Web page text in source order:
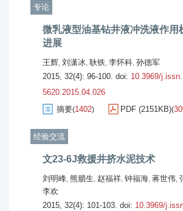
专论
微乳液型油基钻井液冲洗液作用
进展
王辉, 刘潇冰, 耿铁, 李怀科, 孙德军
2015, 32(4): 96-100. doi: 10.3969/
5620.2015.04.026
摘要(1402) PDF (2151KB)(
经验交流
文23-6J救援井挤水泥技术
刘明峰, 熊腊生, 赵福祥, 钟福海, 蒋世伟,
李欢
2015, 32(4): 101-103. doi: 10.3969/